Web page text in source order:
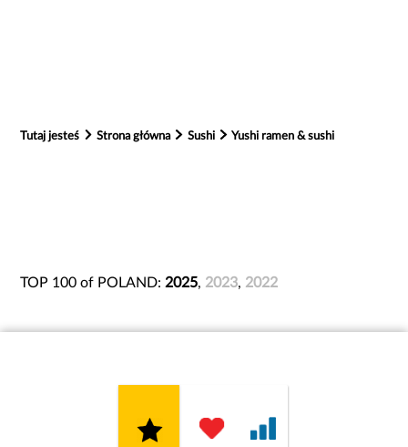
Tutaj jesteś Strona główna Sushi Yushi ramen & sushi
TOP 100 of POLAND: 2025, 2023, 2022